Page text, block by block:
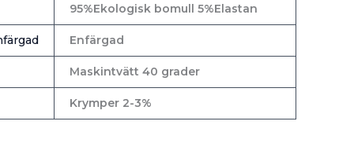
95%Ekologisk bomull 5%Elastan
Enfärgad
Maskintvätt 40 grader
Krymper 2-3%